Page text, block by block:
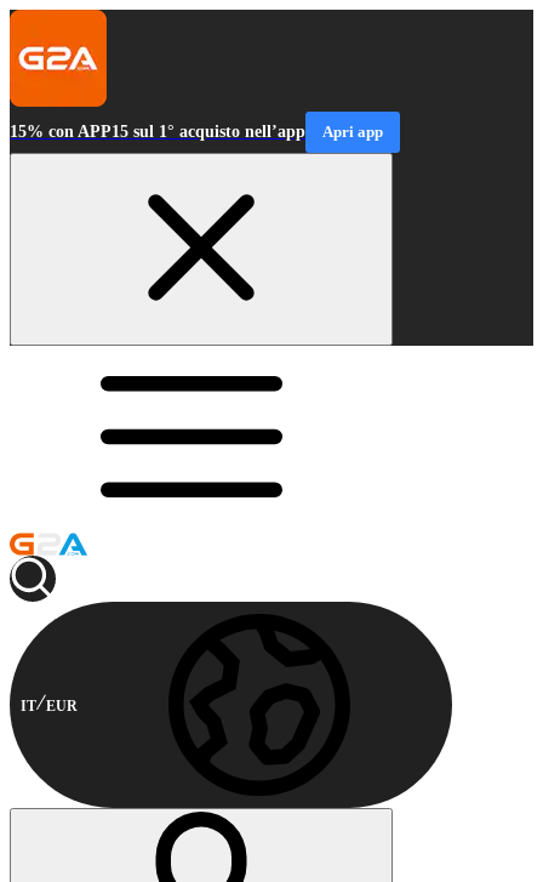
15% con APP15 sul 1° acquisto nell’app Apri app
IT EUR